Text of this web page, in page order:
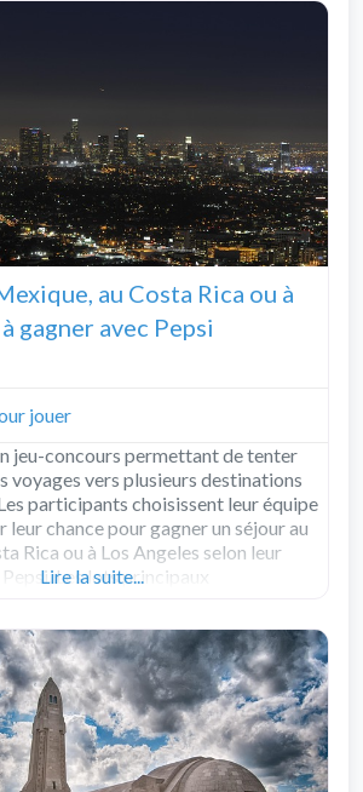
au Costa Rica ou à
gagner avec Pepsi
jouer
jeu-concours permettant de tenter
voyages vers plusieurs destinations
participants choisissent leur équipe
chance pour gagner un séjour au
Rica ou à Los Angeles selon leur
Les lots principaux
Lire la suite...